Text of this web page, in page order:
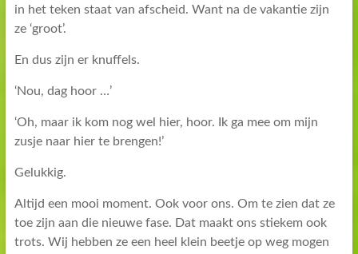
in het teken staat van afscheid. Want na de vakantie zijn
ze ‘groot’.
En dus zijn er knuffels.
‘Nou, dag hoor …’
‘Oh, maar ik kom nog wel hier, hoor. Ik ga mee om mijn
zusje naar hier te brengen!’
Gelukkig.
Altijd een mooi moment. Ook voor ons. Om te zien dat ze
toe zijn aan die nieuwe fase. Dat maakt ons stiekem ook
trots. Wij hebben ze een heel klein beetje op weg mogen